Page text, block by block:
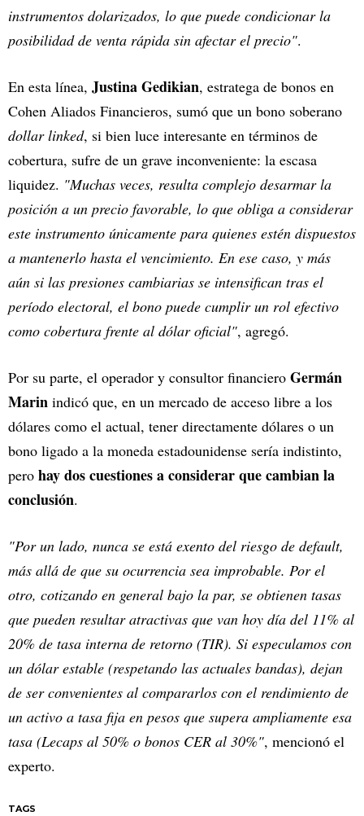
instrumentos dolarizados, lo que puede condicionar la
posibilidad de venta rápida sin afectar el precio".
En esta línea, Justina Gedikian, estratega de bonos en
Cohen Aliados Financieros, sumó que un bono soberano
dollar linked, si bien luce interesante en términos de
cobertura, sufre de un grave inconveniente: la escasa
liquidez. "Muchas veces, resulta complejo desarmar la
posición a un precio favorable, lo que obliga a considerar
este instrumento únicamente para quienes estén dispuestos
a mantenerlo hasta el vencimiento. En ese caso, y más
aún si las presiones cambiarias se intensifican tras el
período electoral, el bono puede cumplir un rol efectivo
como cobertura frente al dólar oficial", agregó.
Por su parte, el operador y consultor financiero Germán
Marin indicó que, en un mercado de acceso libre a los
dólares como el actual, tener directamente dólares o un
bono ligado a la moneda estadounidense sería indistinto,
pero hay dos cuestiones a considerar que cambian la
conclusión.
"Por un lado, nunca se está exento del riesgo de default,
más allá de que su ocurrencia sea improbable. Por el
otro, cotizando en general bajo la par, se obtienen tasas
que pueden resultar atractivas que van hoy día del 11% al
20% de tasa interna de retorno (TIR). Si especulamos con
un dólar estable (respetando las actuales bandas), dejan
de ser convenientes al compararlos con el rendimiento de
un activo a tasa fija en pesos que supera ampliamente esa
tasa (Lecaps al 50% o bonos CER al 30%", mencionó el
experto.
TAGS